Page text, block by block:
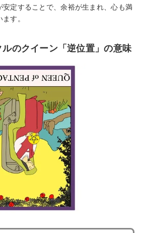
安定することで、余裕が生まれ、心も満
す。
のクイーン「逆位置」の意味